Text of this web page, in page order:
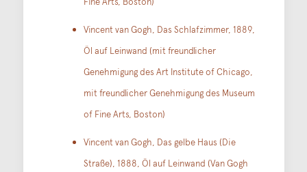
Vincent van Gogh, Das Schlafzimmer, 1889,
Öl auf Leinwand (mit freundlicher
Genehmigung des Art Institute of Chicago,
mit freundlicher Genehmigung des Museum
of Fine Arts, Boston)
Vincent van Gogh, Das gelbe Haus (Die
Straße), 1888, Öl auf Leinwand (Van Gogh